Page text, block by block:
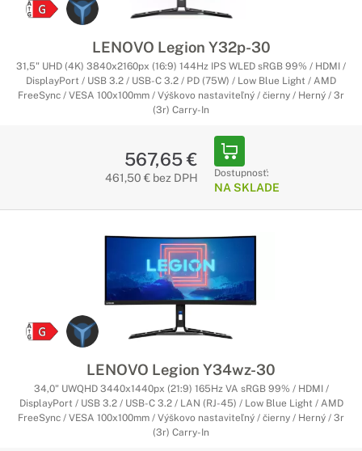
LENOVO Legion Y32p-30
31,5" UHD (4K) 3840x2160px (16:9) 144Hz IPS WLED sRGB 99% / HDMI /
DisplayPort / USB 3.2 / USB-C 3.2 / PD (75W) / Low Blue Light / AMD
FreeSync / VESA 100x100mm / Výškovo nastaviteľný / čierny / Herný / 3r
(3r) Carry-In
567,65 €
461,50 € bez DPH Dostupnosť:
NA SKLADE
LENOVO Legion Y34wz-30
34,0" UWQHD 3440x1440px (21:9) 165Hz VA sRGB 99% / HDMI /
DisplayPort / USB 3.2 / USB-C 3.2 / LAN (RJ-45) / Low Blue Light / AMD
FreeSync / VESA 100x100mm / Výškovo nastaviteľný / čierny / Herný / 3r
(3r) Carry-In